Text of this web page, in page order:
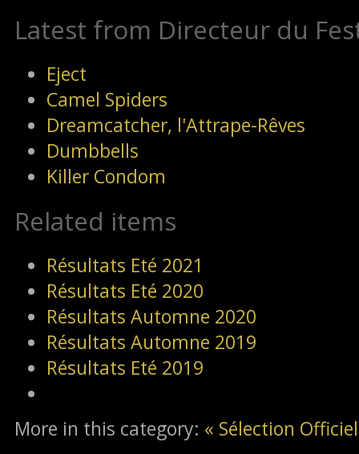
Latest from Directeur du
Eject
Camel Spiders
Dreamcatcher, l'Attrape-Rêves
Dumbbells
Killer Condom
Related items
Résultats Eté 2021
Résultats Eté 2020
Résultats Automne 2020
Résultats Automne 2019
Résultats Eté 2019
More in this category: « Sélection